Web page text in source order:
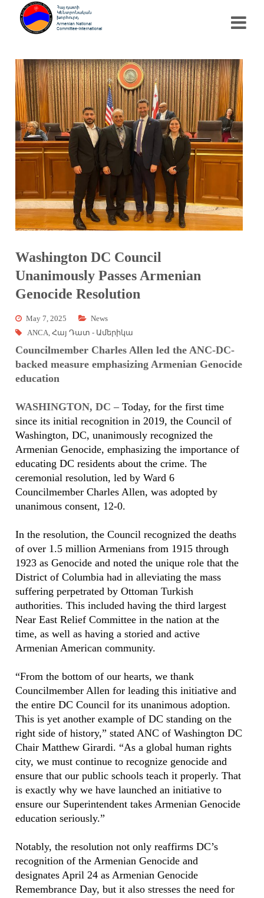
Washington DC Council
Unanimously Passes Armenian
Genocide Resolution
May 7, 2025
News
ANCA,Հայ Դատ - Ամերիկա
Councilmember Charles Allen led the ANC-DC-
backed measure emphasizing Armenian Genocide
education
WASHINGTON, DC – Today, for the first time
since its initial recognition in 2019, the Council of
Washington, DC, unanimously recognized the
Armenian Genocide, emphasizing the importance of
educating DC residents about the crime. The
ceremonial resolution, led by Ward 6
Councilmember Charles Allen, was adopted by
unanimous consent, 12-0.
In the resolution, the Council recognized the deaths
of over 1.5 million Armenians from 1915 through
1923 as Genocide and noted the unique role that the
District of Columbia had in alleviating the mass
suffering perpetrated by Ottoman Turkish
authorities. This included having the third largest
Near East Relief Committee in the nation at the
time, as well as having a storied and active
Armenian American community.
“From the bottom of our hearts, we thank
Councilmember Allen for leading this initiative and
the entire DC Council for its unanimous adoption.
This is yet another example of DC standing on the
right side of history,” stated ANC of Washington DC
Chair Matthew Girardi. “As a global human rights
city, we must continue to recognize genocide and
ensure that our public schools teach it properly. That
is exactly why we have launched an initiative to
ensure our Superintendent takes Armenian Genocide
education seriously.”
Notably, the resolution not only reaffirms DC’s
recognition of the Armenian Genocide and
designates April 24 as Armenian Genocide
Remembrance Day, but it also stresses the need for